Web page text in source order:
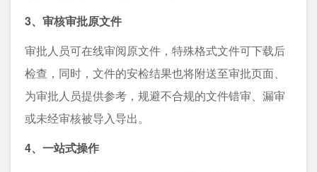
3、审核审批原文件
审批人员可在线审阅原文件，特殊格式文件可下载后
检查，同时，文件的安检结果也将附送至审批页面、
为审批人员提供参考，规避不合规的文件错审、漏审
或未经审核被导入导出。
4、一站式操作